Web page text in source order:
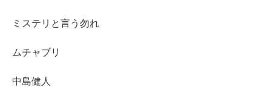
ミステリと言う勿れ
ムチャブリ
中島健人